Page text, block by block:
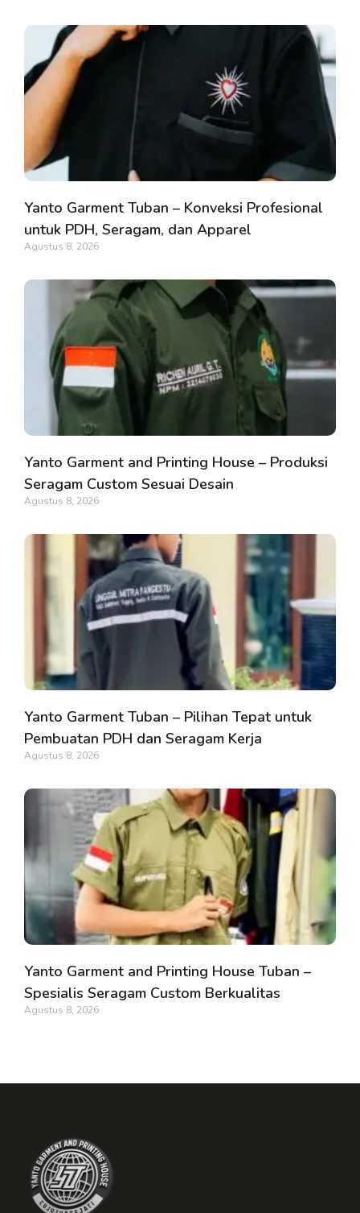
Yanto Garment Tuban – Konveksi Profesional
untuk PDH, Seragam, dan Apparel
Agustus 8, 2026
Yanto Garment and Printing House – Produksi
Seragam Custom Sesuai Desain
Agustus 8, 2026
Yanto Garment Tuban – Pilihan Tepat untuk
Pembuatan PDH dan Seragam Kerja
Agustus 8, 2026
Yanto Garment and Printing House Tuban –
Spesialis Seragam Custom Berkualitas
Agustus 8, 2026